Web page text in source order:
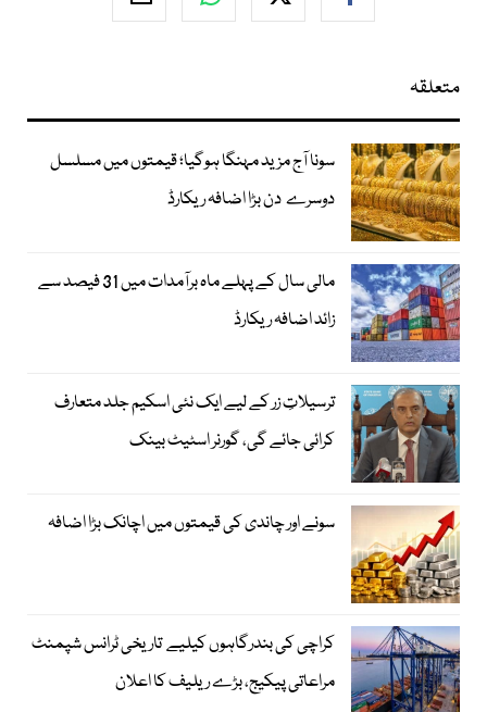
متعلقہ
سونا آج مزید مہنگا ہوگیا؛ قیمتوں میں مسلسل
دوسرے دن بڑا اضافہ ریکارڈ
مالی سال کے پہلے ماہ برآمدات میں 31 فیصد سے
زائد اضافہ ریکارڈ
ترسیلاتِ زر کے لیے ایک نئی اسکیم جلد متعارف
کرائی جائے گی، گورنر اسٹیٹ بینک
سونے اور چاندی کی قیمتوں میں اچانک بڑا اضافہ
کراچی کی بندرگاہوں کیلیے تاریخی ٹرانس شپمنٹ
مراعاتی پیکیج، بڑے ریلیف کا اعلان